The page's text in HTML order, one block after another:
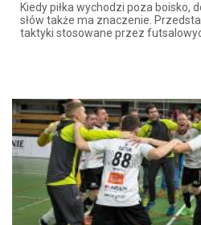
Kiedy piłka wychodzi poza boisko,
słów także ma znaczenie.
taktyki stosowane przez